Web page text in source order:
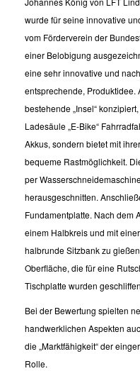
wurde für seine innovative
vom Förderverein der
einer Belobigung
eine sehr innovative und
entsprechende, Produktidee.
bestehende „Insel“
Ladesäule „E-Bike“
Akkus, sondern bietet mit
bequeme Rastmöglichkeit.
per
herausgeschnitten.
Fundamentplatte. Nach dem
einem Halbkreis und mit
halbrunde Sitzbank zu
Oberfläche, die für eine
Tischplatte wurden
Bei der Bewertung spielten
handwerklichen Aspekten
die „Marktfähigkeit“ der
Rolle.